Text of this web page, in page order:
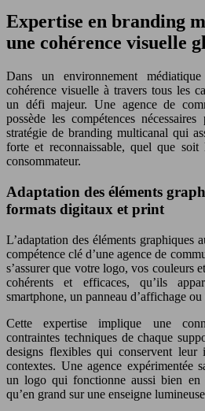
Expertise en branding
une cohérence visuelle
Dans un environnement
cohérence visuelle à travers tous les
un défi majeur. Une agence de
possède les compétences
stratégie de branding multicanal qui
forte et reconnaissable, quel que
consommateur.
Adaptation des éléments
formats digitaux et print
L’adaptation des éléments graphiques
compétence clé d’une agence de
s’assurer que votre logo, vos couleurs
cohérents et efficaces, qu’ils
smartphone, un panneau d’affichage
Cette expertise implique une
contraintes techniques de chaque
designs flexibles qui conservent leur
contextes. Une agence expérimentée
un logo qui fonctionne aussi bien
qu’en grand sur une enseigne